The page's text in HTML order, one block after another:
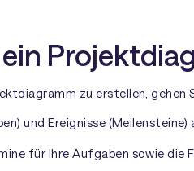
zu erstellen, gehen
und Ereignisse
für Ihre Aufgaben sowie die